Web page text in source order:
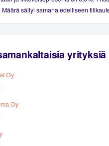
Määrä säilyi samana edelliseen
yrityksiä
Oy
Oy